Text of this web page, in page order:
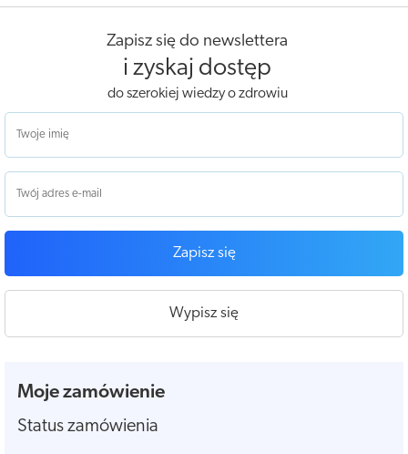
Zapisz się do newslettera
i zyskaj dostęp
do szerokiej wiedzy o zdrowiu
Zapisz się
Wypisz się
Moje zamówienie
Status zamówienia